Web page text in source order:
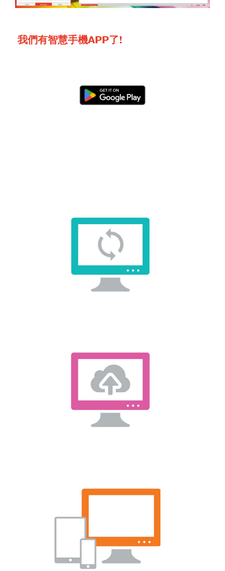
我們有智慧手機APP了!